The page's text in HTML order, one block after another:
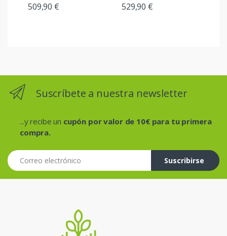
509,90 € 529,90 €
Suscríbete a nuestra newsletter
...y recibe un cupón por valor de 10€ para tu primera
compra.
Correo electrónico
Suscribirse